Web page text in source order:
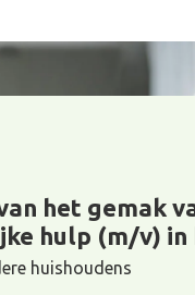
het gemak
hulp (m/v) in
huishoudens